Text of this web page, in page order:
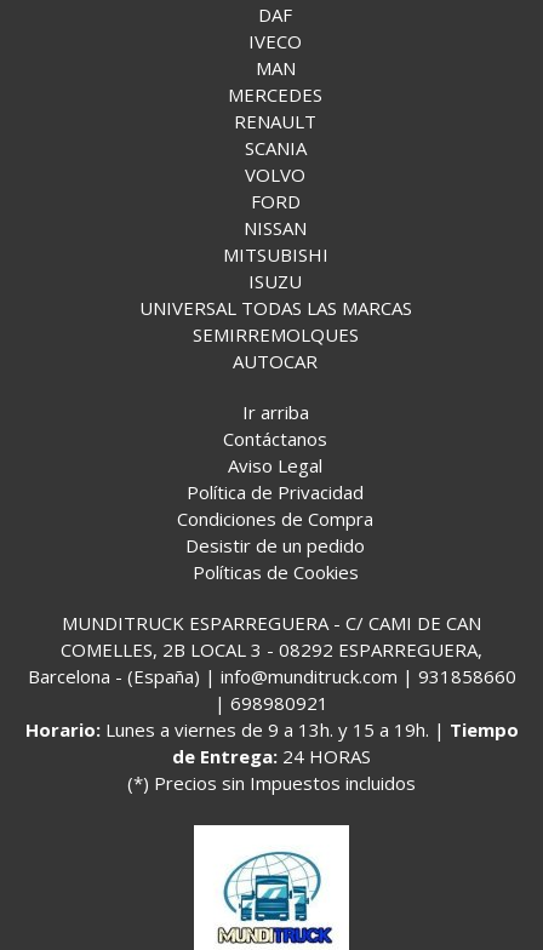
DAF
IVECO
MAN
MERCEDES
RENAULT
SCANIA
VOLVO
FORD
NISSAN
MITSUBISHI
ISUZU
UNIVERSAL TODAS LAS MARCAS
SEMIRREMOLQUES
AUTOCAR
Ir arriba
Contáctanos
Aviso Legal
Política de Privacidad
Condiciones de Compra
Desistir de un pedido
Políticas de Cookies
MUNDITRUCK ESPARREGUERA - C/ CAMI DE CAN
COMELLES, 2B LOCAL 3 - 08292 ESPARREGUERA,
Barcelona - (España) | info@munditruck.com | 931858660
| 698980921
Horario: Lunes a viernes de 9 a 13h. y 15 a 19h. | Tiempo
de Entrega: 24 HORAS
(*) Precios sin Impuestos incluidos